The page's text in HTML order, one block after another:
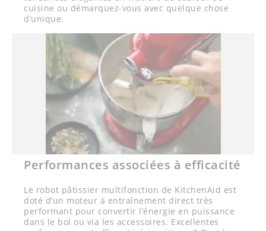
cuisine ou démarquez-vous avec quelque chose
d’unique.
Performances associées à efficacité
Le robot pâtissier multifonction de KitchenAid est
doté d’un moteur à entraînement direct très
performant pour convertir l’énergie en puissance
dans le bol ou via les accessoires. Excellentes